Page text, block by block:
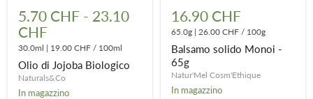
di
Jojoba
Biologico
5.70 CHF - 23.10
CHF
30.0ml | 19.00 CHF / 100ml
Olio di Jojoba Biologico
Naturals&Co
In magazzino
solido
Monoi
65g
16.90 CHF
65.0g | 26.00 CHF / 100g
Balsamo solido Monoi -
65g
Natur'Mel Cosm'Ethique
In magazzino